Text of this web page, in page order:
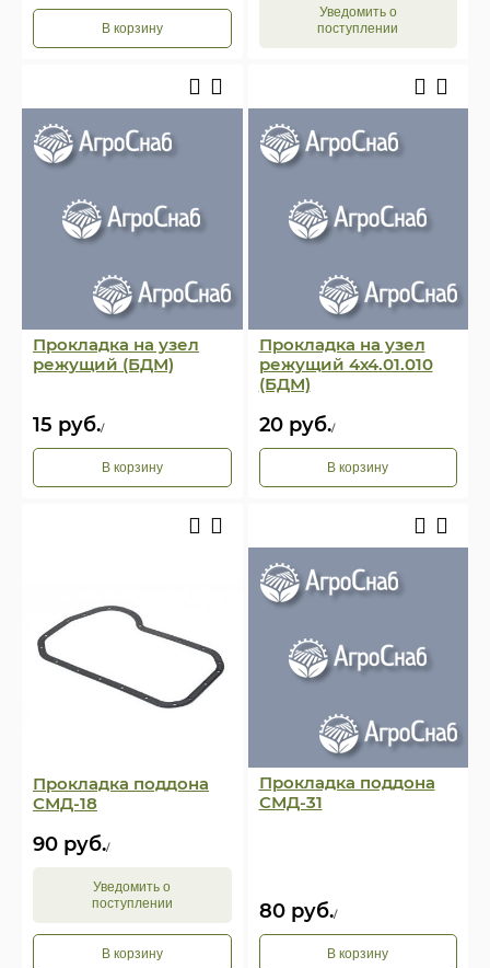
В корзину
Уведомить о
поступлении
Прокладка на узел
режущий (БДМ)
15 руб./
В корзину
Прокладка на узел
режущий 4х4.01.010
(БДМ)
20руб./
В корзину
Прокладка поддона
СМД-18
90 руб./
Уведомить о
поступлении
В корзину
Прокладка поддона
СМД-31
80руб./
В корзину